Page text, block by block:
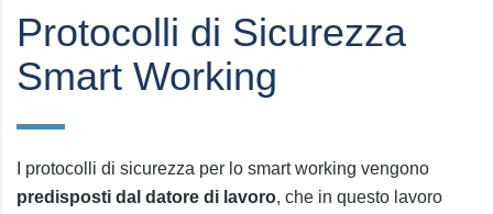
Protocolli di Sicurezza
Smart Working
I protocolli di sicurezza per lo smart working vengono
predisposti dal datore di lavoro, che in questo lavoro